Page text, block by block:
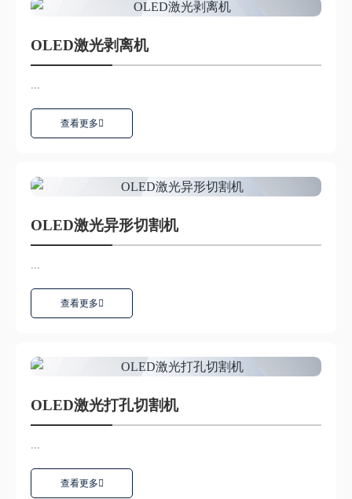
OLED激光剥离机
...
查看更多
OLED激光异形切割机
...
查看更多
OLED激光打孔切割机
...
查看更多